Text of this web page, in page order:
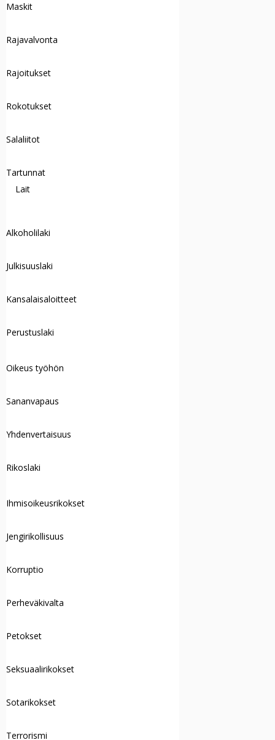
Maskit
Rajavalvonta
Rajoitukset
Rokotukset
Salaliitot
Tartunnat
Lait
Alkoholilaki
Julkisuuslaki
Kansalaisaloitteet
Perustuslaki
Oikeus työhön
Sananvapaus
Yhdenvertaisuus
Rikoslaki
Ihmisoikeusrikokset
Jengirikollisuus
Korruptio
Perheväkivalta
Petokset
Seksuaalirikokset
Sotarikokset
Terrorismi